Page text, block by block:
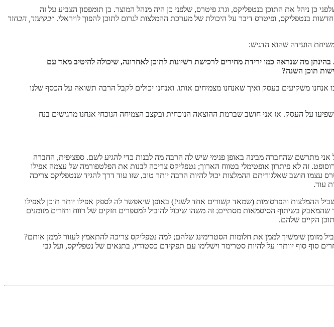
ניהל את התוכן בנטפליקס, וגרג פיטרס, שלפני כן היה מנהל המוצר. בן תומפסון הצביע על זה
בנטפליקס, ופיטרס דיבר על היכולת של מערכת ההמלצות לגרום לתוכן להפוך לויראלי. ״בקיצור, הבחור
הועידה שהוא הדגיש:
מה שנראה כמו ירידת מחירים לרכישת רשיונות לתוכן לאחרונה, שיכולה להיטיב מאד עם
אנחנו משקיעים בעסק ואיך שאנחנו מצמיחים אותו. ואנחנו יכולים לקבל הרבה תשואה על הכסף שלנו
על העסק. אז אני חושב שברמת ההוצאה הנוכחית ובקצב הצמיחה הנוכחי אנחנו מרגישים בנח
מתרשם שהחברה מבינה באופן פנימי שיש לה הרבה מה לבנות כדי להגיע לשם. ספציפית, החברה
זה לא פיתרון אופטימלי בטווח הארוך; נטפליקס צריכה לבנות את הפלטפורמה של עצמה אפילו
חושב שאלגוריתם ההמלצות יכול להיות הרבה יותר טוב, שזו עוד דרך להגיד שנטפליקס צריכה
עוד.
ההמלצות והפרסומות (שמאד קשורים אחד לשני!) באופן שיאפשר לה לספק אפילו יותר תוכן לאפילו
בשיתוף הסיסמאות מסתיים; זה משהו שיכול להוביל למספרים חזקים של רווח ותזרים מזומנים
הקיים שלהם.
שימשיך לממן את חלומות הסטרימינג שלהם; למה נטפליקס צריכה להתאמץ לעזור לממן אותם?
סוף יוותרו על להיות סטרימר וישלימו עם תפקידם כסטודיו, בתנאים של נטפליקס, ועל גבי